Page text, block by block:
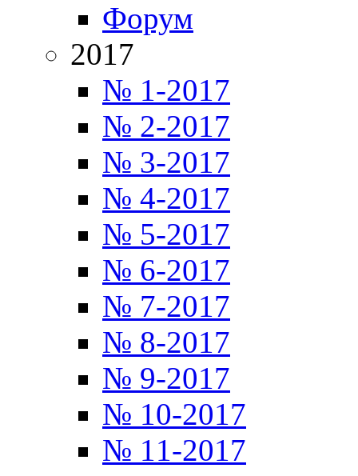
Форум
2017
№ 1-2017
№ 2-2017
№ 3-2017
№ 4-2017
№ 5-2017
№ 6-2017
№ 7-2017
№ 8-2017
№ 9-2017
№ 10-2017
№ 11-2017